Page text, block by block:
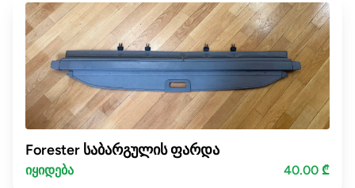
Forester საბარგულის ფარდა
იყიდება 40.00 ₾